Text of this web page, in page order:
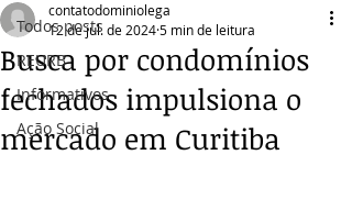
Todos posts
REURB
Informativos
Ação Social
Busca por condomínios
fechados impulsiona o
mercado em Curitiba
contatodominiolega
12 de jul. de 20245 min de leitura